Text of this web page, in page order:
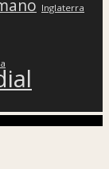
Inglaterra